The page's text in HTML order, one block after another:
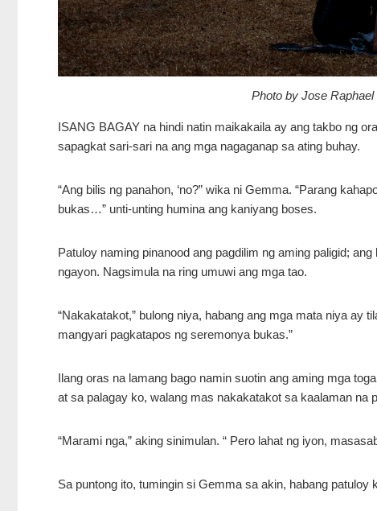
Photo by Jose
ISANG BAGAY na hindi natin maikakaila ay ang takbo ng
sapagkat sari-sari na ang mga nagaganap sa ating buhay.
“Ang bilis ng panahon, ‘no?” wika ni Gemma. “Parang
bukas…” unti-unting humina ang kaniyang boses.
Patuloy naming pinanood ang pagdilim ng aming paligid;
ngayon. Nagsimula na ring umuwi ang mga tao.
“Nakakatakot,” bulong niya, habang ang mga mata niya ay
mangyari pagkatapos ng seremonya bukas.”
Ilang oras na lamang bago namin suotin ang aming mga
at sa palagay ko, walang mas nakakatakot sa kaalaman na
“Marami nga,” aking sinimulan. “ Pero lahat ng iyon,
Sa puntong ito, tumingin si Gemma sa akin, habang patuloy